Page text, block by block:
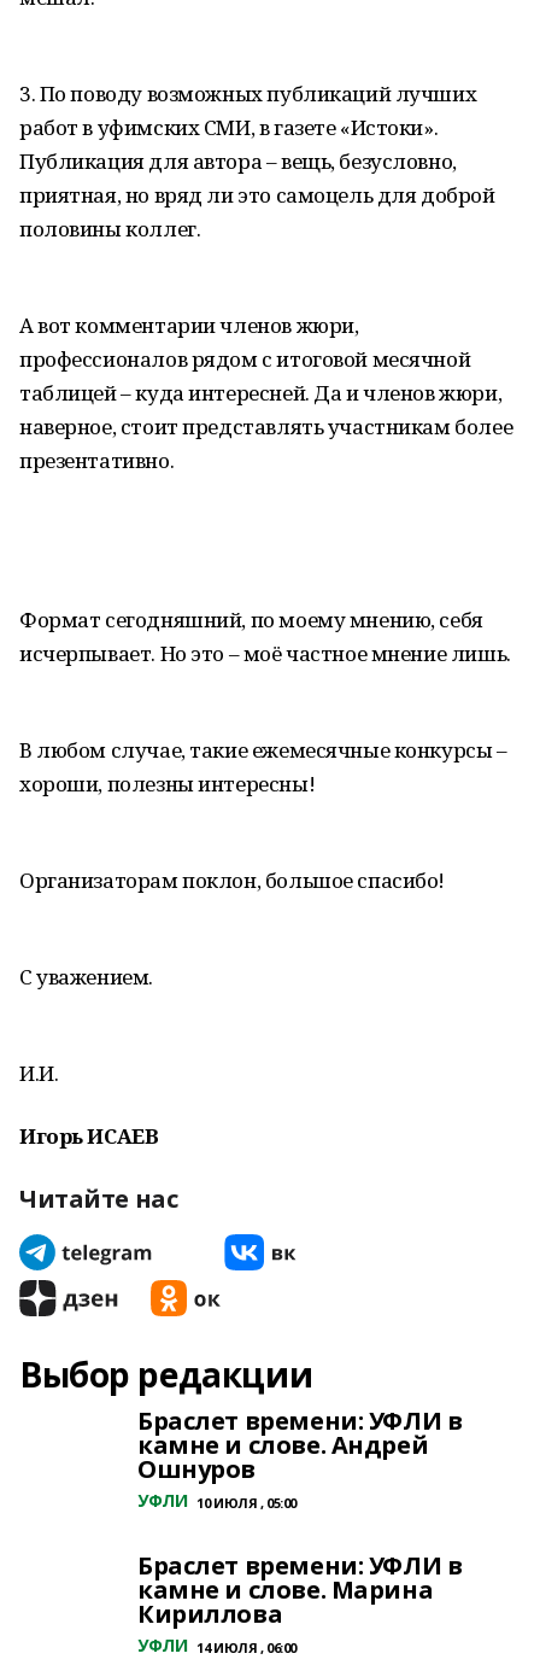
3. По поводу возможных публикаций лучших
работ в уфимских СМИ, в газете «Истоки».
Публикация для автора – вещь, безусловно,
приятная, но вряд ли это самоцель для доброй
половины коллег.
А вот комментарии членов жюри,
профессионалов рядом с итоговой месячной
таблицей – куда интересней. Да и членов жюри,
наверное, стоит представлять участникам более
презентативно.
Формат сегодняшний, по моему мнению, себя
исчерпывает. Но это – моё частное мнение лишь.
В любом случае, такие ежемесячные конкурсы –
хороши, полезны интересны!
Организаторам поклон, большое спасибо!
С уважением.
И.И.
Игорь ИСАЕВ
Читайте нас
Выбор редакции
Браслет времени: УФЛИ в
камне и слове. Андрей
Ошнуров
УФЛИ 10 ИЮЛЯ , 05:00
Браслет времени: УФЛИ в
камне и слове. Марина
Кириллова
УФЛИ 14 ИЮЛЯ , 06:00